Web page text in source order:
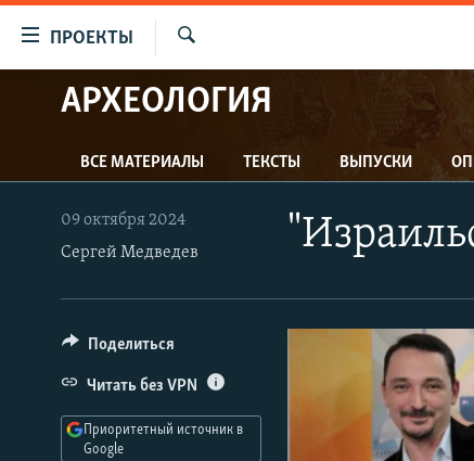
упрощенного
Вернуться
к
основному
содержанию
навигации
Вернутся
ПРОЕКТЫ
ПРОГРАММЫ
АВТОРСКИЕ ПРОЕКТЫ
ЦИТАТЫ СВОБОДЫ
МНЕНИЯ
КУЛЬТУРА
IDEL.РЕАЛИИ
КАВКАЗ.РЕАЛИИ
СЕВЕР.РЕАЛИИ
СИБИРЬ.РЕАЛИИ
АРХЕОЛОГИЯ
ВСЕ МАТЕРИАЛЫ ТЕКСТЫ ВЫПУСКИ
09 октября 2024
Сергей Медведев
Поделиться
Читать без VPN
Приоритетный источник в
Google